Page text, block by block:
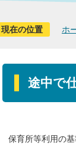
現在の位置 ホ
途中で
保育所等利用の